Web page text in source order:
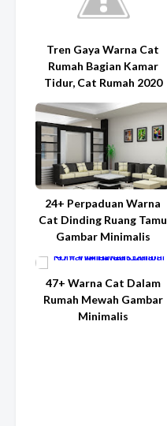
Tren Gaya Warna Cat
Rumah Bagian Kamar
Tidur, Cat Rumah 2020
24+ Perpaduan Warna
Cat Dinding Ruang Tamu
Gambar Minimalis
47+ Warna Cat Dalam
Rumah Mewah Gambar
Minimalis